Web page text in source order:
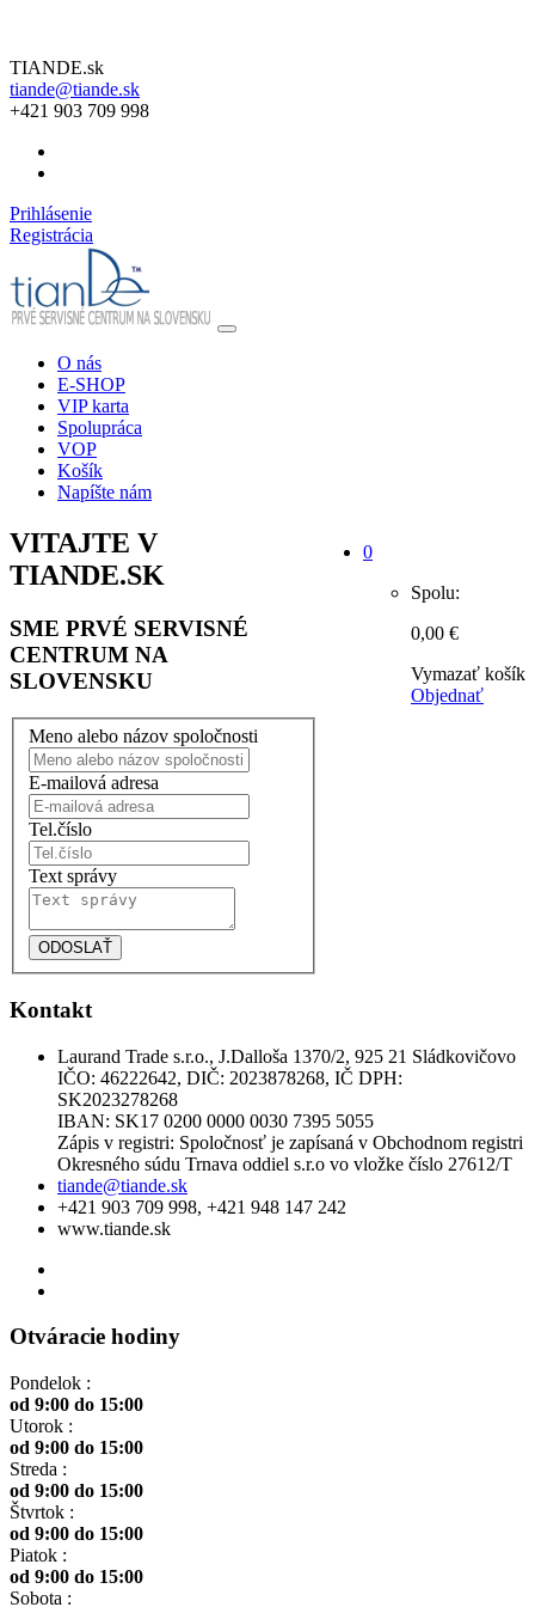
TIANDE.sk
tiande@tiande.sk
+421 903 709 998
Prihlásenie
Registrácia
O nás
E-SHOP
VIP karta
Spolupráca
VOP
Košík
Napíšte nám
0
Spolu:
0,00 €
Vymazať košík
Objednať
VITAJTE V
TIANDE.SK
SME PRVÉ SERVISNÉ
CENTRUM NA
SLOVENSKU
Meno alebo názov spoločnosti
E-mailová adresa
Tel.číslo
Text správy
Kontakt
Laurand Trade s.r.o., J.Dalloša 1370/2, 925 21 Sládkovičovo
IČO: 46222642, DIČ: 2023878268, IČ DPH:
SK2023278268
IBAN: SK17 0200 0000 0030 7395 5055
Zápis v registri: Spoločnosť je zapísaná v Obchodnom registri
Okresného súdu Trnava oddiel s.r.o vo vložke číslo 27612/T
tiande@tiande.sk
+421 903 709 998, +421 948 147 242
www.tiande.sk
Otváracie hodiny
Pondelok :
od 9:00 do 15:00
Utorok :
od 9:00 do 15:00
Streda :
od 9:00 do 15:00
Štvrtok :
od 9:00 do 15:00
Piatok :
od 9:00 do 15:00
Sobota :